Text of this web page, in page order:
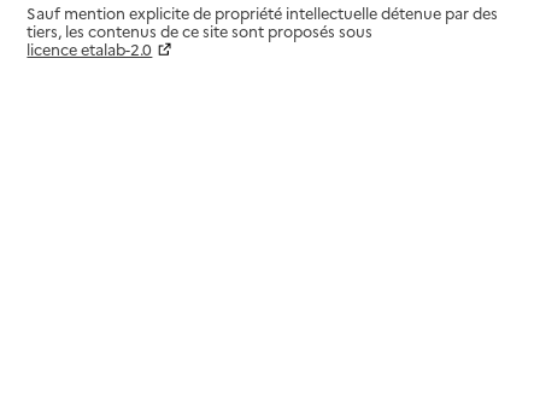
Sauf mention explicite de propriété intellectuelle détenue par des
tiers, les contenus de ce site sont proposés sous
licence etalab-2.0